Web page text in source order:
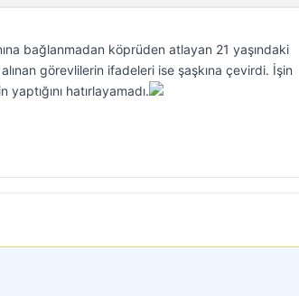
bağlanmadan köprüden atlayan 21 yaşındaki
görevlilerin ifadeleri ise şaşkına çevirdi. İşin
hatırlayamadı.